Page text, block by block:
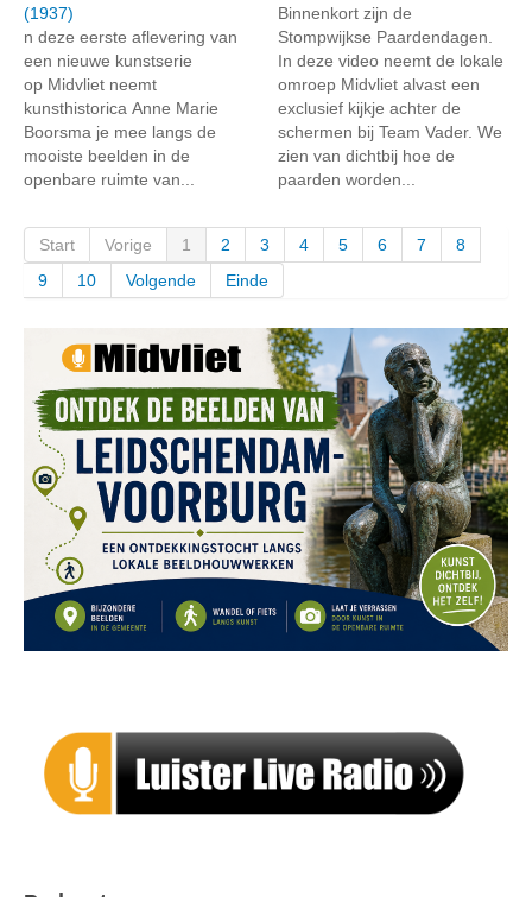
(1937)
n deze eerste aflevering van
een nieuwe kunstserie
op Midvliet neemt
kunsthistorica Anne Marie
Boorsma je mee langs de
mooiste beelden in de
openbare ruimte van...
Binnenkort zijn de
Stompwijkse Paardendagen.
In deze video neemt de lokale
omroep Midvliet alvast een
exclusief kijkje achter de
schermen bij Team Vader. We
zien van dichtbij hoe de
paarden worden...
Start Vorige 1 2 3 4 5 6 7
8
9
10 Volgende Einde